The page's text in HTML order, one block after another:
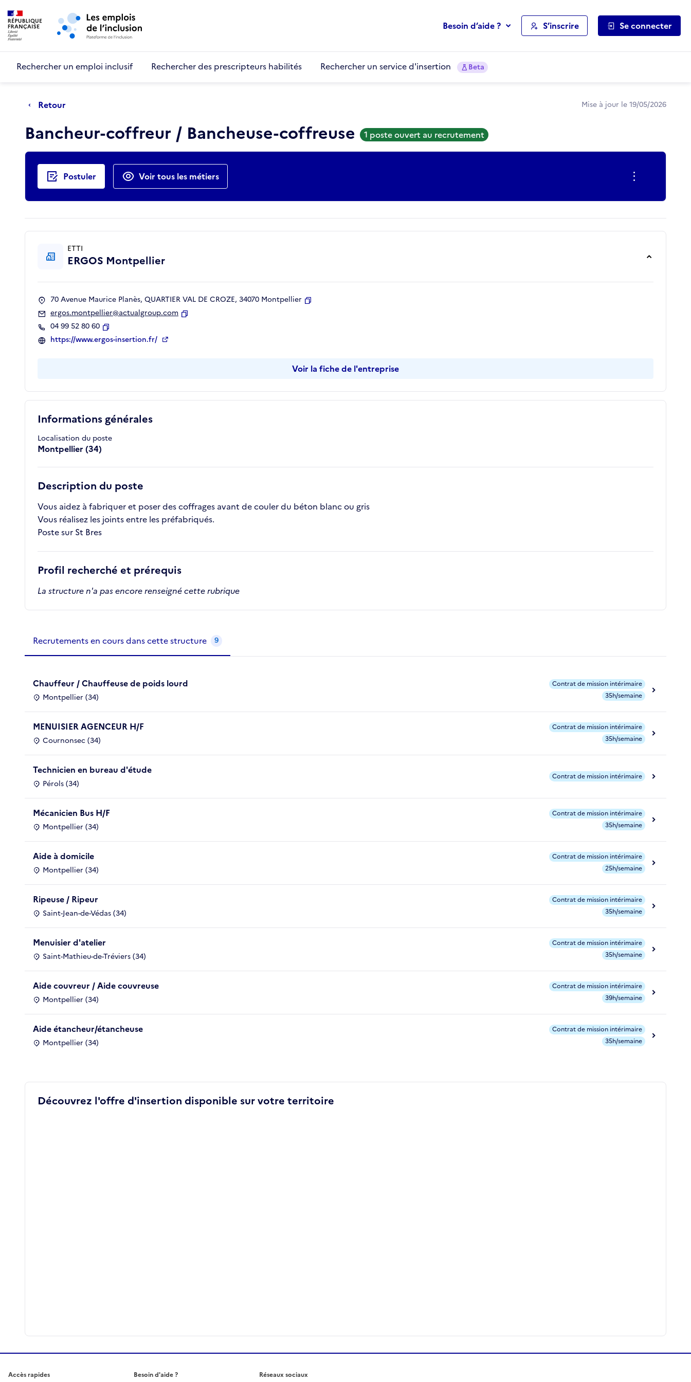
Aller au menu principal
Besoin d’aide ? S’inscrire Se connecter
Rechercher un emploi inclusif Rechercher des prescripteurs habilités Rechercher un service d'insertion Beta
Retour Mise à jour le 19/05/2026
Bancheur-coffreur / Bancheuse-coffreuse 1 poste ouvert au recrutement
Actions rapides
Postuler Voir tous les métiers
Informations générales
Localisation du poste
Montpellier (34)
Description du poste
Vous aidez à fabriquer et poser des coffrages avant de couler du béton blanc ou gris
Vous réalisez les joints entre les préfabriqués.
Poste sur St Bres
Profil recherché et prérequis
La structure n'a pas encore renseigné cette rubrique
ETTI
ERGOS Montpellier
70 Avenue Maurice Planès, QUARTIER VAL DE CROZE, 34070 Montpellier
ergos.montpellier@actualgroup.com
04 99 52 80 60
Copier
https://www.ergos-insertion.fr/
Voir la fiche de l'entreprise
Recrutements de la structure
Recrutements en cours dans cette structure 9
Chauffeur / Chauffeuse de poids lourd
Montpellier (34)
Contrat de mission intérimaire
35h/semaine
MENUISIER AGENCEUR H/F
Cournonsec (34)
Contrat de mission intérimaire
35h/semaine
Technicien en bureau d'étude
Pérols (34)
Contrat de mission intérimaire
Mécanicien Bus H/F
Montpellier (34)
Contrat de mission intérimaire
35h/semaine
Aide à domicile
Montpellier (34)
Contrat de mission intérimaire
25h/semaine
Ripeuse / Ripeur
Saint-Jean-de-Védas (34)
Contrat de mission intérimaire
35h/semaine
Menuisier d'atelier
Saint-Mathieu-de-Tréviers (34)
Contrat de mission intérimaire
35h/semaine
Aide couvreur / Aide couvreuse
Montpellier (34)
Contrat de mission intérimaire
39h/semaine
Aide étancheur/étancheuse
Montpellier (34)
Contrat de mission intérimaire
35h/semaine
Découvrez l'offre d'insertion disponible sur votre territoire
Accès rapides Besoin d'aide ? Réseaux sociaux